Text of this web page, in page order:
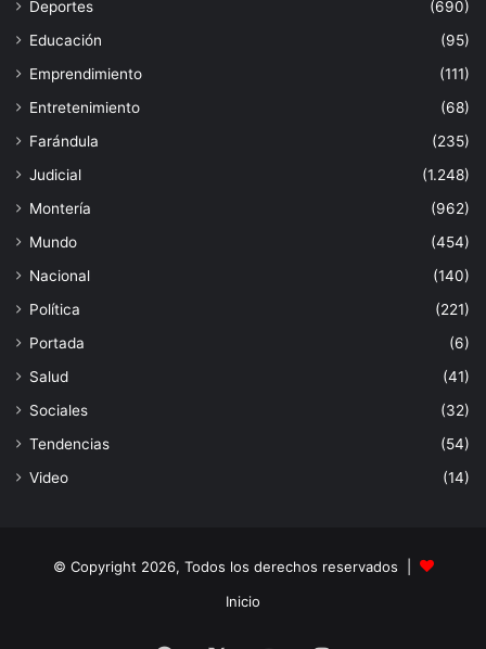
Deportes
(690)
Educación
(95)
Emprendimiento
(111)
Entretenimiento
(68)
Farándula
(235)
Judicial
(1.248)
Montería
(962)
Mundo
(454)
Nacional
(140)
Política
(221)
Portada
(6)
Salud
(41)
Sociales
(32)
Tendencias
(54)
Video
(14)
© Copyright 2026, Todos los derechos reservados |
Inicio